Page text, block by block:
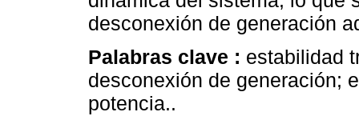
desconexión de generación
Palabras clave : estabilidad
desconexión de generación;
potencia..